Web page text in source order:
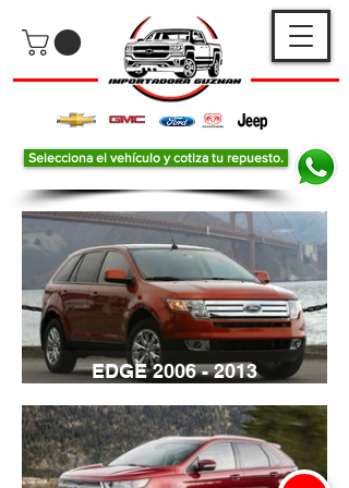
Selecciona el vehículo y cotiza tu repuesto.
EDGE 2006 - 2013